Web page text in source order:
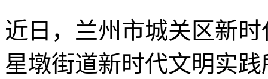
近日，兰州市城关区新
星墩街道新时代文明实